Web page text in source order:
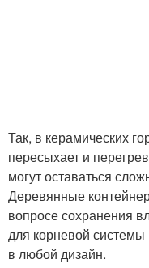
Так, в керамических
пересыхает и
могут оставаться
Деревянные
вопросе сохранения
для корневой
в любой дизайн.